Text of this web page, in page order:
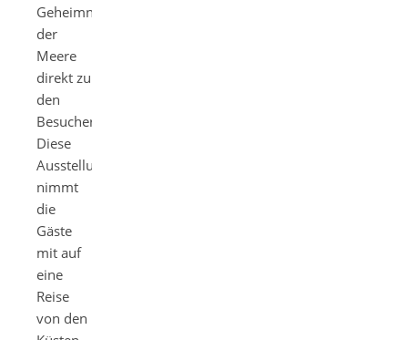
Geheimnisse
der
Meere
direkt zu
den
Besuchern.
Diese
Ausstellung
nimmt
die
Gäste
mit auf
eine
Reise
von den